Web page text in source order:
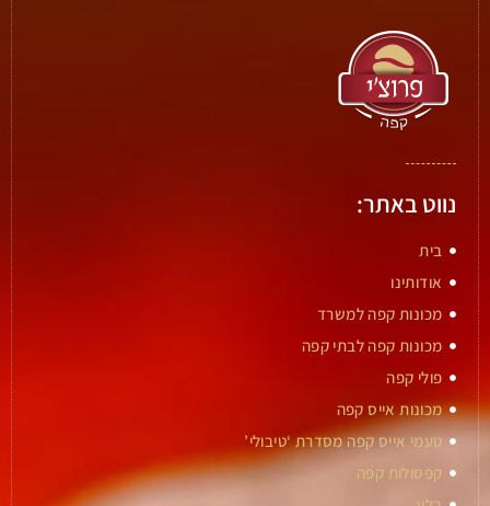
נווט באתר:
בית
אודותינו
מכונות קפה למשרד
מכונות קפה לבתי קפה
פולי קפה
מכונות אייס קפה
טעמי אייס קפה מסדרת ‘טיבולי’
קפסולות קפה